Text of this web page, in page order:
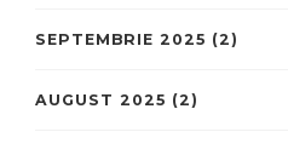
SEPTEMBRIE 2025 (2)
AUGUST 2025 (2)